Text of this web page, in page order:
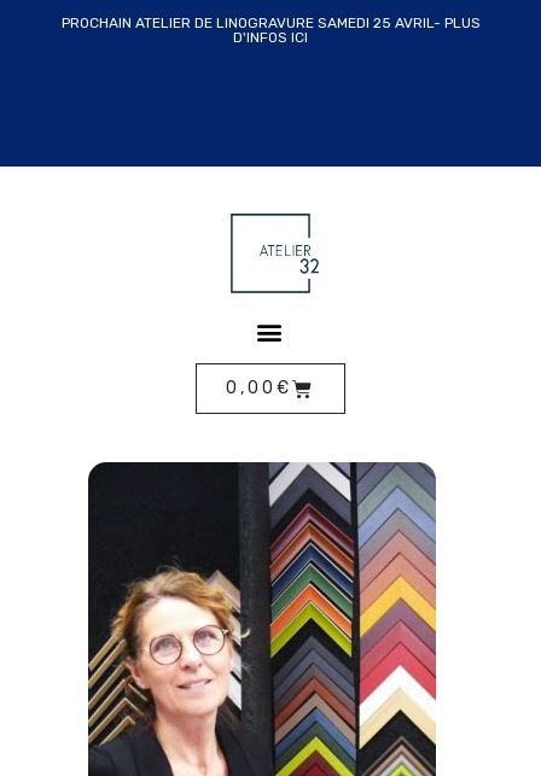
PROCHAIN ATELIER DE LINOGRAVURE SAMEDI 25 AVRIL- PLUS
D'INFOS ICI
0,00 €